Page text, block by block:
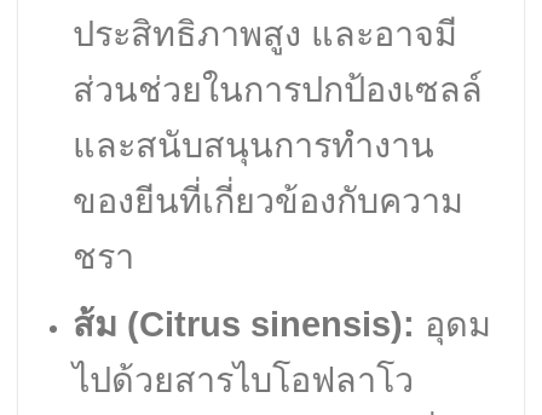
ประสิทธิภาพสูง และอาจมี
ส่วนช่วยในการปกป้องเซลล์
และสนับสนุนการทำงาน
ของยีนที่เกี่ยวข้องกับความ
ชรา
ส้ม (Citrus sinensis): อุดม
ไปด้วยสารไบโอฟลาโว